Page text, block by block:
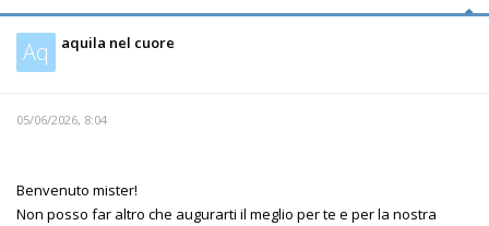
Aq aquila nel cuore
05/06/2026, 8:04
Benvenuto mister!
Non posso far altro che augurarti il meglio per te e per la nostra